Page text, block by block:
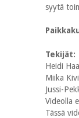
syytä
Tekijät:
Heidi
Miika
Jussi-
Videolla
Tässä